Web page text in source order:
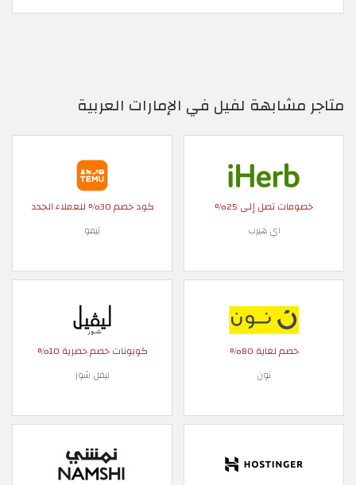
متاجر مشابهة لفيل في الإمارات العربية
خصومات تصل إلى 25%
اي هيرب
كود خصم 30% للعملاء الجدد
تيمو
خصم لغاية 80%
نون
كوبونات خصم حصرية 10%
ليفل شوز